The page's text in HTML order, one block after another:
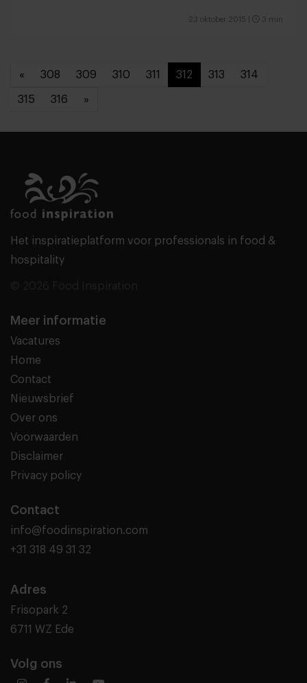
23 oktober 2015 3 min
« 308 309 310 311 312 313 314
315 316 »
Het inspiratieplatform voor professionals in food &
hospitality
Meer informatie
Vacatures
Home
Contact
Nieuwsbrief
Over ons
Voorwaarden
Disclaimer
Privacy policy
Contact
info@foodinspiration.com
+31 318 49 31 32
Adres
Frisopark 2
6711 WZ Ede
Volg ons